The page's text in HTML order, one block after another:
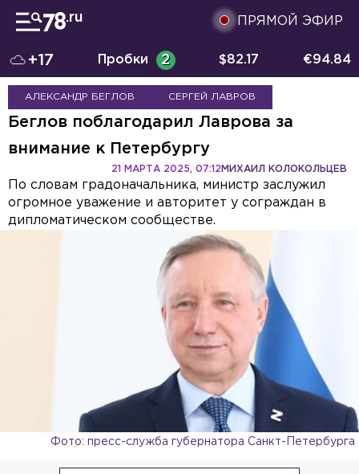
ПРЯМОЙ ЭФИР
+17 Пробки 2 $82.17 €94.84
АЛЕКСАНДР БЕГЛОВ СЕРГЕЙ ЛАВРОВ
Беглов поблагодарил Лаврова за
внимание к Петербургу
МИХАИЛ КОЛОКОЛЬЦЕВ
21 МАРТА 2025, 07:12
По словам градоначальника, министр заслужил
огромное уважение и авторитет у сограждан в
дипломатическом сообществе.
Фото: пресс-служба губернатора Санкт-Петербурга